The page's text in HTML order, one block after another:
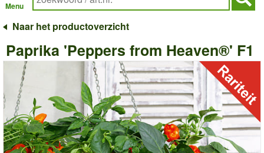
Menu
Naar het productoverzicht
Paprika 'Peppers from Heaven®' F1